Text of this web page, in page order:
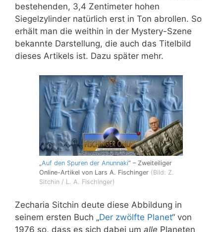
bestehenden, 3,4 Zentimeter hohen
Siegelzylinder natürlich erst in Ton abrollen. So
erhält man die weithin in der Mystery-Szene
bekannte Darstellung, die auch das Titelbild
dieses Artikels ist. Dazu später mehr.
Auf den Spuren der Anunnaki“ – Zweiteiliger
Online-Artikel von Lars A. Fischinger (Bild: Z.
Sitchin / L. A. Fischinger)
Zecharia Sitchin deute diese Abbildung in
seinem ersten Buch „Der zwölfte Planet“ von
1976 so, dass es sich dabei um alle Planeten